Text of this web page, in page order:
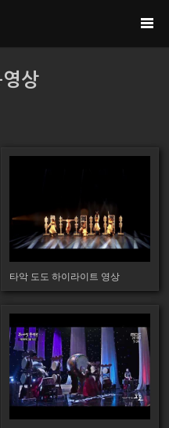
상
타악 도도 하이라이트 영상
치북5
치북5
치북5
치북5